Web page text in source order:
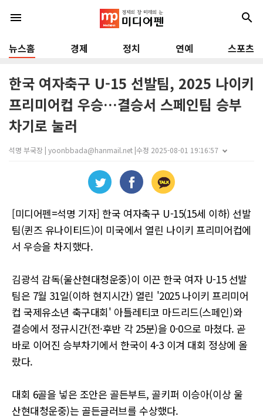
menu search
뉴스홈 경제 정치 연예 스포츠
한국 여자축구 U-15 선발팀, 2025 나이키
프리미어컵 우승…결승서 스페인팀 승부
차기로 눌러
석명 부국장 | yoonbbada@hanmail.net |수정 2025-08-01 19:16:57
[미디어펜=석명 기자] 한국 여자축구 U-15(15세 이하) 선발
팀(퀸즈 유나이티드)이 미국에서 열린 나이키 프리미어컵에
서 우승을 차지했다.
김광석 감독(울산현대청운중)이 이끈 한국 여자 U-15 선발
팀은 7월 31일(이하 현지시간) 열린 '2025 나이키 프리미어
컵 국제유소년 축구대회' 아틀레티코 마드리드(스페인)와
결승에서 정규시간(전·후반 각 25분)을 0-0으로 마쳤다. 곧
바로 이어진 승부차기에서 한국이 4-3 이겨 대회 정상에 올
랐다.
대회 6골을 넣은 조안은 골든부트, 골키퍼 이승아(이상 울
산현대청운중)는 골든글러브를 수상했다.